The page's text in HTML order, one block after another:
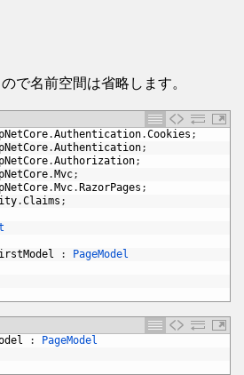
で名前空間は省略します。
.Authentication.Cookies ;
.Authentication;
.Authorization;
. Mvc;
. Mvc. RazorPages ;
.Claims ;
:
PageModel
:
PageModel